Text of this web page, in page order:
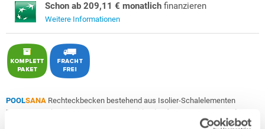
Schon ab 209,11 € monatlich finanzieren
Weitere Informationen
POOLSANA Rechteckbecken bestehend aus Isolier-Schalelementen
PS30/80
+ sehr passgenauer, in Deutschland gefertigter
0,9 mm starker
mit Keilbiese +Aluminium-